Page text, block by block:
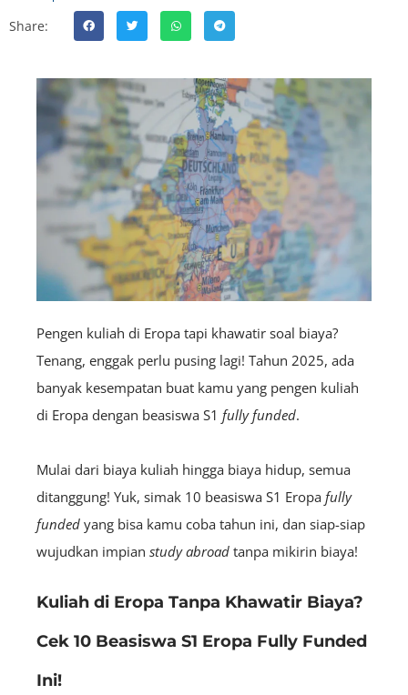
Share:
Pengen kuliah di Eropa tapi khawatir soal biaya?
Tenang, enggak perlu pusing lagi! Tahun 2025, ada
banyak kesempatan buat kamu yang pengen kuliah
di Eropa dengan beasiswa S1 fully funded.
Mulai dari biaya kuliah hingga biaya hidup, semua
ditanggung! Yuk, simak 10 beasiswa S1 Eropa fully
funded yang bisa kamu coba tahun ini, dan siap-siap
wujudkan impian study abroad tanpa mikirin biaya!
Kuliah di Eropa Tanpa Khawatir Biaya?
Cek 10 Beasiswa S1 Eropa Fully Funded
Ini!